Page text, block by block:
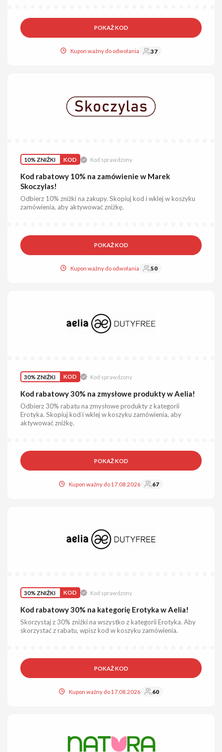
POKAŻ KOD
Kupon ważny do odwołania 37
10% ZNIŻKI KOD Kod sprawdzony
Kod rabatowy 10% na zamówienie w Marek
Skoczylas!
Odbierz 10% zniżki na zakupy. Skopiuj kod i wklej w koszyku
zamówienia, aby aktywować zniżkę.
POKAŻ KOD
Kupon ważny do odwołania 50
30% ZNIŻKI KOD Kod sprawdzony
Kod rabatowy 30% na zmysłowe produkty w Aelia!
Odbierz 30% rabatu na zmysłowe produkty z kategorii
Erotyka. Skopiuj kod i wklej w koszyku zamówienia, aby
aktywować zniżkę.
POKAŻ KOD
Kupon ważny do 17.08.2026 67
30% ZNIŻKI KOD Kod sprawdzony
Kod rabatowy 30% na kategorię Erotyka w Aelia!
Skorzystaj z 30% zniżki na wszystko z kategorii Erotyka. Aby
skorzystać z rabatu, wpisz kod w koszyku zamówienia.
POKAŻ KOD
Kupon ważny do 17.08.2026 60